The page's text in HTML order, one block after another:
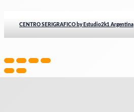
CENTRO SERIGRAFICO by Estudio2k1 Argentina